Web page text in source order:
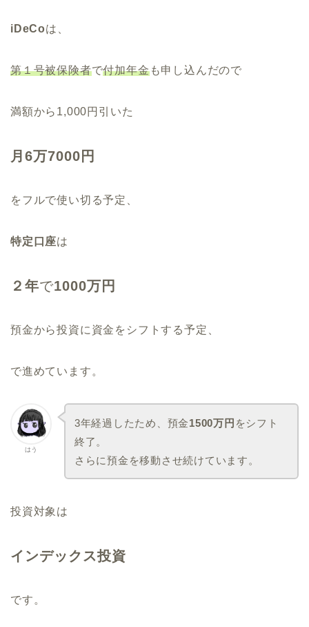
iDeCoは、
第１号被保険者で付加年金も申し込んだので
満額から1,000円引いた
月6万7000円
をフルで使い切る予定、
特定口座は
２年で1000万円
預金から投資に資金をシフトする予定、
で進めています。
はう
3年経過したため、預金1500万円 をシフト
終了。
さらに預金を移動させ続けています。
投資対象は
インデックス投資
です。